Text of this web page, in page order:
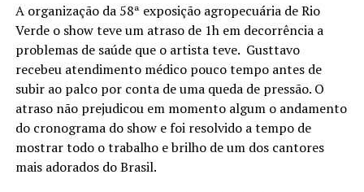
A organização da 58ª exposição agropecuária de Rio
Verde o show teve um atraso de 1h em decorrência a
problemas de saúde que o artista teve. Gusttavo
recebeu atendimento médico pouco tempo antes de
subir ao palco por conta de uma queda de pressão. O
atraso não prejudicou em momento algum o andamento
do cronograma do show e foi resolvido a tempo de
mostrar todo o trabalho e brilho de um dos cantores
mais adorados do Brasil.